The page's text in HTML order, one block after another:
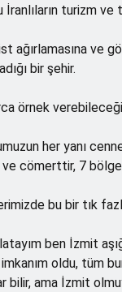
İranlıların turizm
ağırlamasına ve
bir şehir.
örnek
her yanı
cömerttir, 7
bu bir tık
ben İzmit
oldu, tüm
bilir, ama İzmit